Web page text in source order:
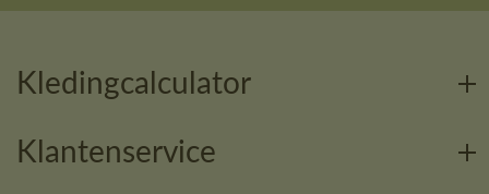
Kledingcalculator
Klantenservice